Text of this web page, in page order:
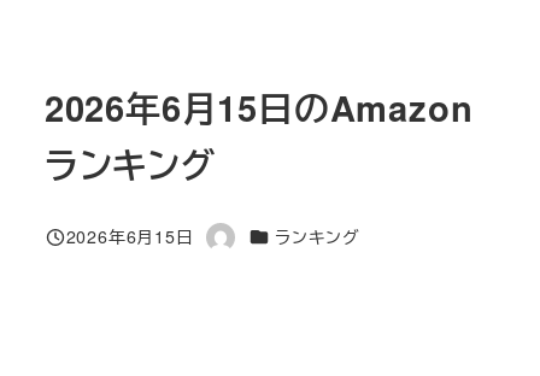
2026年6月15日のAmazon
ランキング
投稿日
2026年6月15日
著
カテゴリー
ランキング